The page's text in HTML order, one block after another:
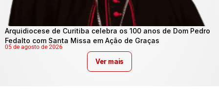
Arquidiocese de Curitiba celebra os 100 anos de Dom Pedro
Fedalto com Santa Missa em Ação de Graças
05 de agosto de 2026
Ver mais